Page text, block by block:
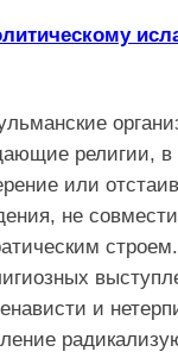
религии, в
или
не
и